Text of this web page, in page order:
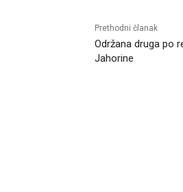
Prethodni članak
Održana druga po
Jahorine